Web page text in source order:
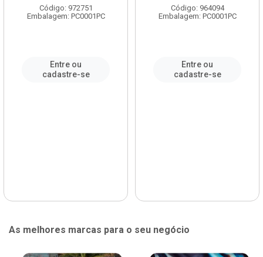
Código: 972751
Embalagem: PC0001PC
Entre ou
cadastre-se
Código: 964094
Embalagem: PC0001PC
Entre ou
cadastre-se
As melhores marcas para o seu negócio